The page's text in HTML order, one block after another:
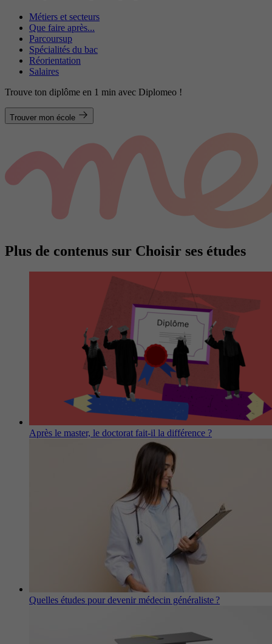
Métiers et secteurs
Que faire après...
Parcoursup
Spécialités du bac
Réorientation
Salaires
Trouve ton diplôme en 1 min avec Diplomeo !
Trouver mon école
Plus de contenus sur Choisir ses études
Après le master, le doctorat fait-il la différence ?
Quelles études pour devenir médecin généraliste ?